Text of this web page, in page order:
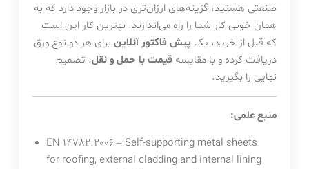
صنعتی هستید، گزینه‌های ارزان‌تری در بازار وجود دارد که به
همان خوبی کار شما را راه می‌اندازند. بهترین کار این است
که قبل از خرید، یک پیش فاکتور آنلاینبرای هر دو نوع ورق
دریافت کرده و با مقایسه قیمت با حمل و نقل، تصمیم
نهایی را بگیرید.
منبع علمی:
EN 14782:2006 – Self-supporting metal sheets
for roofing, external cladding and internal lining